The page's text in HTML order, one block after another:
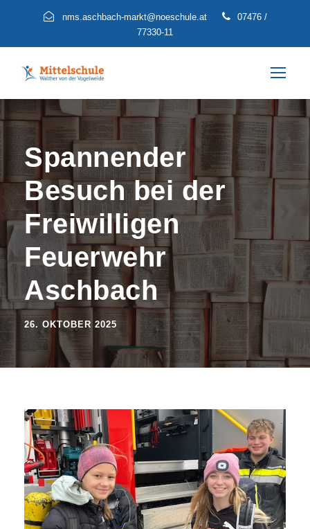
nms.aschbach-markt@noeschule.at
07476 /
77330-11
Spannender
Besuch bei der
Freiwilligen
Feuerwehr
Aschbach
26. OKTOBER 2025